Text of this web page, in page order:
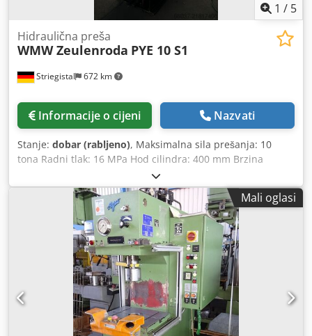
1 / 5
Striegistal 672 km
Hidraulična preša
WMW Zeulenroda PYE 10 S1
Informacije o cijeni Nazvati
Stanje: dobar (rabljeno), Maksimalna sila prešanja: 10
tona Radni tlak: 16 MPa Hod cilindra: 400 mm Brzina
spuštanja: 100 mm/s Brzina do: 450 mm/s Potrebna snaga:
5,2 kW Težina: 1,3 tone Stezni stol je izmijenjen! Nije
originalni stol! Na zahtjev možemo organizirati transport i
utovar diljem Europe uz nadoplatu. Cijene su bez PDV-a.
Chjdpfx Absy H Icajija Pregled stroja moguć po dogovoru.
Kontaktirajte nas, naš tim će vam rado pomoći.
Kupnja/prodaja strojeva KUPNJA/PRODAJA STROJEVA ZA
PROIZVODNJU I OBRADU METALA, STROJEVA-ALATA I SL.
Trebate kvalitetan, ali povoljan stroj za svoju proizvodnju?
Ili želite prodati svoj stroj? Za dodatne informacije ili
mogućnosti kontakta obratite nam se putem kontakt
Mali oglasi